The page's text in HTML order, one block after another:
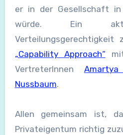
er in der Gesellschaft
würde. Ein
„Capability Approach“
VertreterInnen
Nussbaum.
Allen gemeinsam ist,
Privateigentum richtig